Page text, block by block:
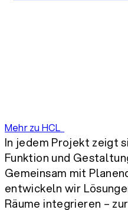
Mehr zu HCL
In jedem Projekt zeigt
Funktion und
Gemeinsam mit
entwickeln wir
Räume integrieren –